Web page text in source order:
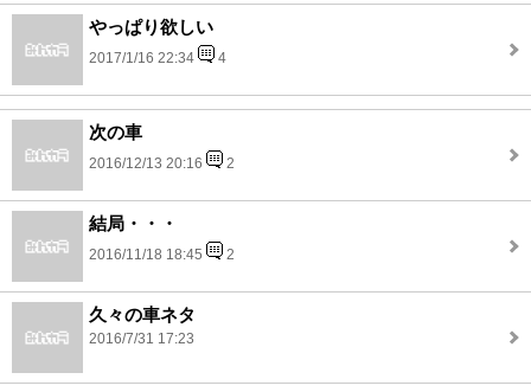
やっぱり欲しい
2017/1/16 22:34 4
次の車
2016/12/13 20:16 2
結局・・・
2016/11/18 18:45 2
久々の車ネタ
2016/7/31 17:23